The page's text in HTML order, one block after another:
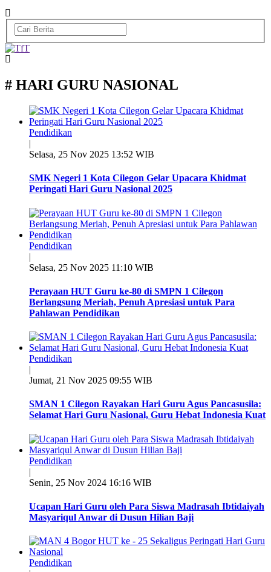
# HARI GURU NASIONAL
Pendidikan
|
Selasa, 25 Nov 2025 13:52 WIB
SMK Negeri 1 Kota Cilegon Gelar Upacara Khidmat
Peringati Hari Guru Nasional 2025
Pendidikan
|
Selasa, 25 Nov 2025 11:10 WIB
Perayaan HUT Guru ke-80 di SMPN 1 Cilegon
Berlangsung Meriah, Penuh Apresiasi untuk Para
Pahlawan Pendidikan
Pendidikan
|
Jumat, 21 Nov 2025 09:55 WIB
SMAN 1 Cilegon Rayakan Hari Guru Agus Pancasusila:
Selamat Hari Guru Nasional, Guru Hebat Indonesia Kuat
Pendidikan
|
Senin, 25 Nov 2024 16:16 WIB
Ucapan Hari Guru oleh Para Siswa Madrasah Ibtidaiyah
Masyariqul Anwar di Dusun Hilian Baji
Pendidikan